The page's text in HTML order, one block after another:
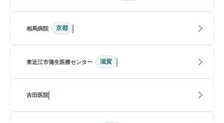
相馬病院 京都
東近江市蒲生医療センター 滋賀
吉田医院